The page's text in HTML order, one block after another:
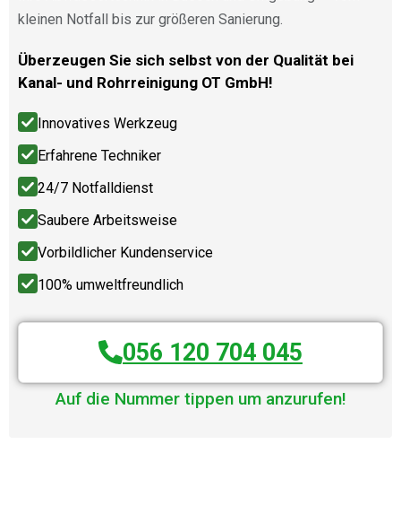
kleinen Notfall bis zur größeren Sanierung.
Überzeugen Sie sich selbst von der Qualität bei
Kanal- und Rohrreinigung OT GmbH!
Innovatives Werkzeug
Erfahrene Techniker
24/7 Notfalldienst
Saubere Arbeitsweise
Vorbildlicher Kundenservice
100% umweltfreundlich
056 120 704 045
Auf die Nummer tippen um anzurufen!